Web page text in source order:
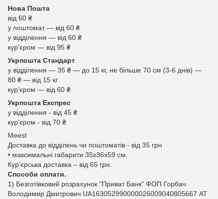
Нова Пошта
від 60 ₴
у поштомат — від 60 ₴
у відділення — від 60 ₴
курʼєром — від 95 ₴
Укрпошта Стандарт
у відділення — 35 ₴ — до 15 кг, не більше 70 см (3-6 днів) —
80 ₴ — від 15 кг
курʼєром — від 60 ₴
Укрпошта Експрес
у відділення - від 45 ₴
курʼєром - від 70 ₴
Meest
Доставка до відділень чи поштоматів - від 35 грн
• максимальні габарити 35x36x59 см
Кур'єрська доставка – від 65 грн.
Способи оплати.
1) Безготівковий розрахунок "Приват Банк" ФОП Горбач
Володимир Дмитрович UA163052990000026009040805667 АТ